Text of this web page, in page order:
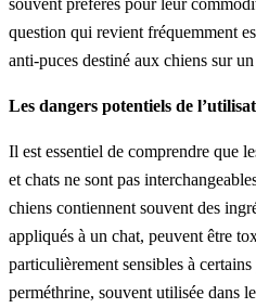
question qui revient fréquemment
anti-puces destiné aux chiens sur
Les dangers potentiels de
Il est essentiel de comprendre que
et chats ne sont pas
chiens contiennent souvent des
appliqués à un chat, peuvent être
particulièrement sensibles à
perméthrine, souvent utilisée dans